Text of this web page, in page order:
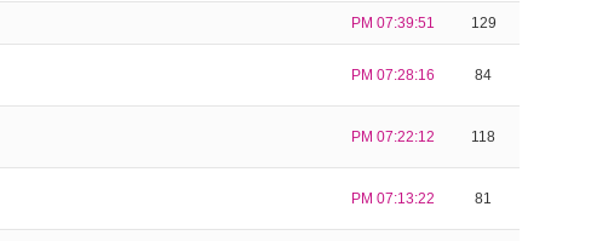
PM 07:39:51 129
PM 07:28:16 84
PM 07:22:12 118
PM 07:13:22 81